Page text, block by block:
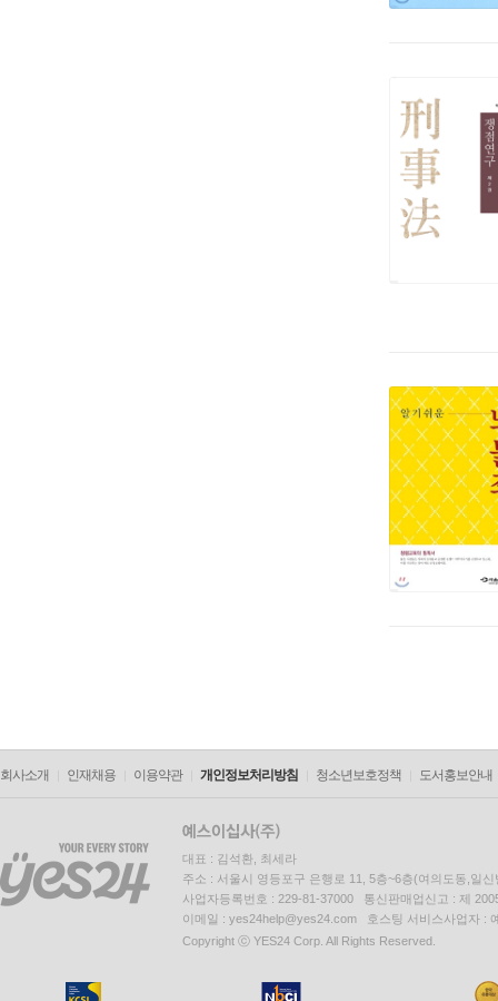
회사소개 인재채용 이용약관 개인정보처리방침 청소년보호정책 도서홍보안내
대표 : 김석환, 최세라
주소 : 서울시 영등포구 은행로 11, 5층~6층(여의도동,일신
사업자등록번호 : 229-81-37000 통신판매업신고 : 제
이메일 : yes24help@yes24.com 호스팅 서비스사업자 :
Copyright ⓒ YES24 Corp. All Rights Reserved.